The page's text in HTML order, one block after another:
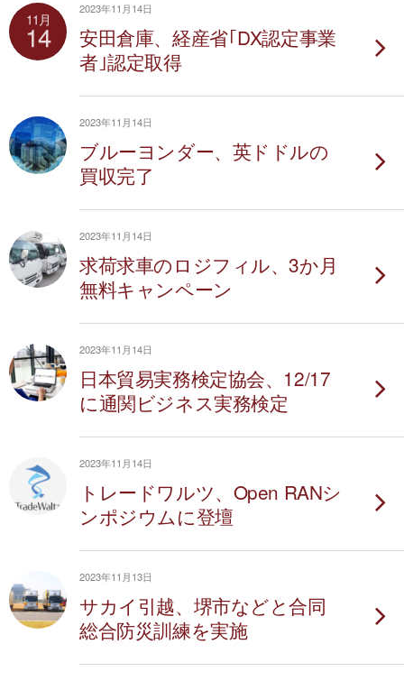
11月
14
2023年11月14日
安田倉庫、経産省｢DX認定事業
者｣認定取得
2023年11月14日
ブルーヨンダー、英ドドルの
買収完了
2023年11月14日
求荷求車のロジフィル、3か月
無料キャンペーン
2023年11月14日
日本貿易実務検定協会、12/17
に通関ビジネス実務検定
2023年11月14日
トレードワルツ、Open RANシ
ンポジウムに登壇
2023年11月13日
サカイ引越、堺市などと合同
総合防災訓練を実施